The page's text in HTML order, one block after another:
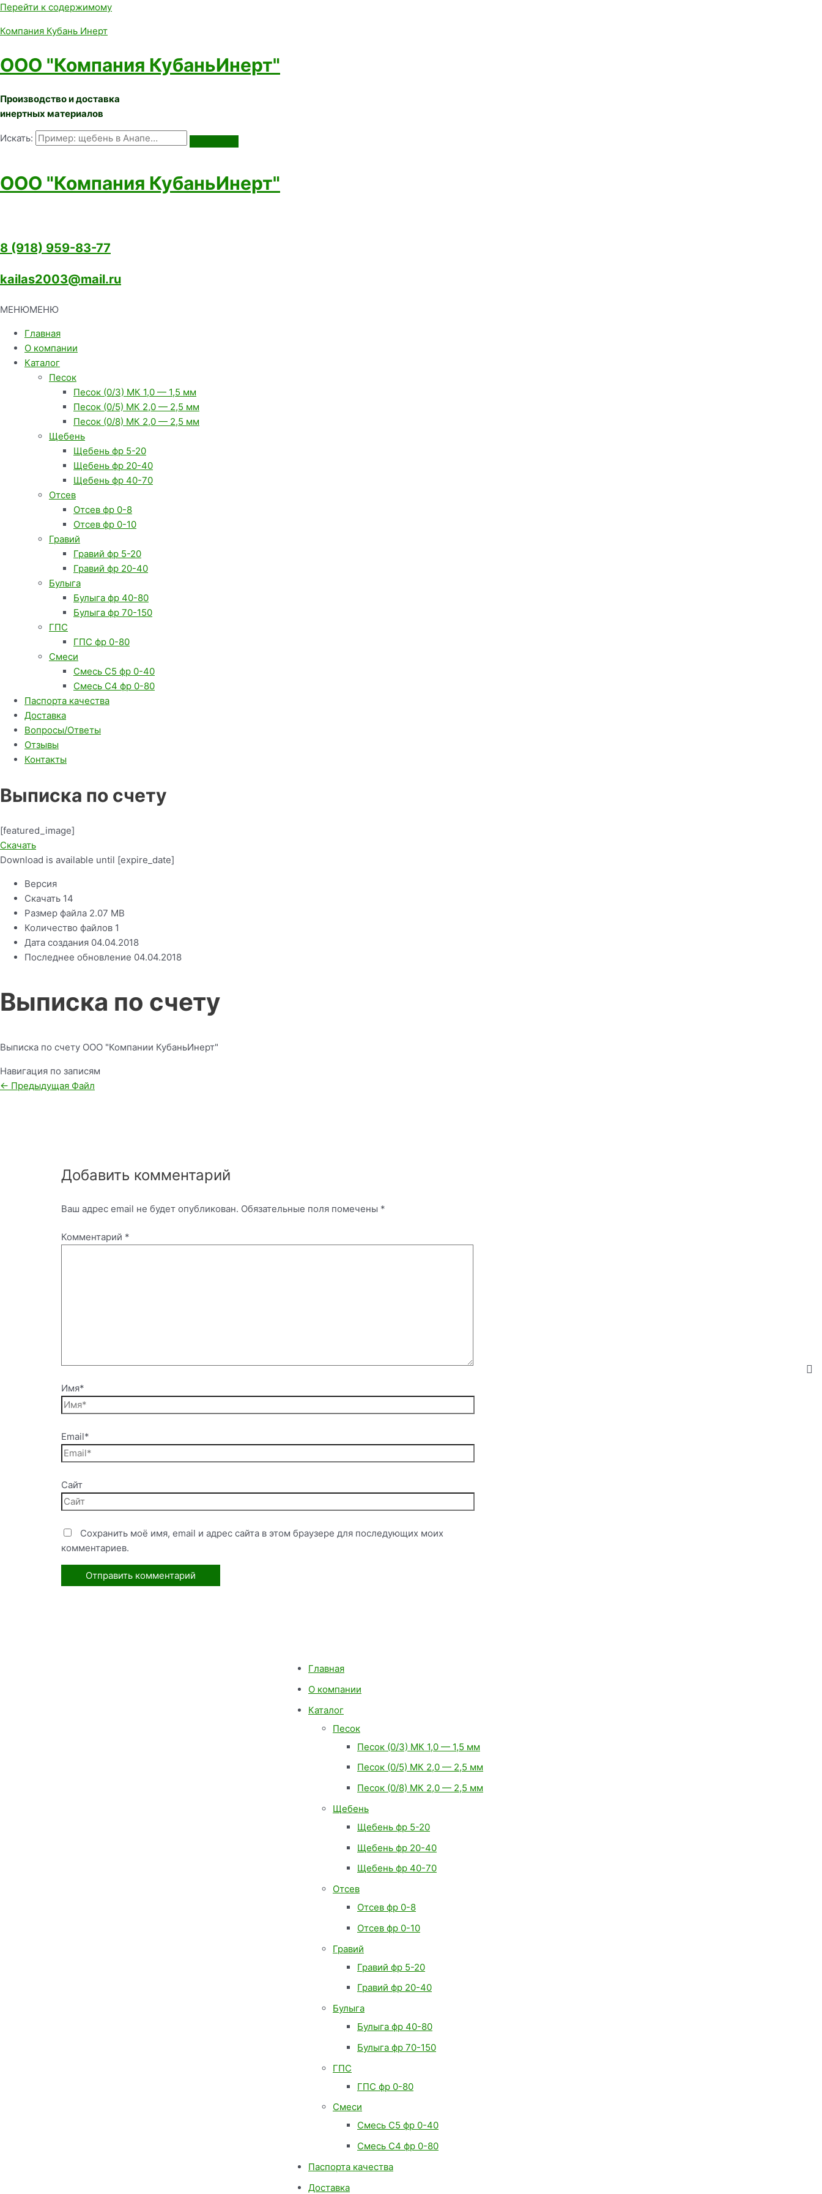
Перейти к содержимому
Компания Кубань Инерт
ООО "Компания КубаньИнерт"
Производство и доставка
инертных материалов
Искать:
ООО "Компания КубаньИнерт"
8 (918) 959-83-77
kailas2003@mail.ru
МЕНЮМЕНЮ
Главная
О компании
Каталог
Песок
Песок (0/3) МК 1,0 — 1,5 мм
Песок (0/5) МК 2,0 — 2,5 мм
Песок (0/8) МК 2,0 — 2,5 мм
Щебень
Щебень фр 5-20
Щебень фр 20-40
Щебень фр 40-70
Отсев
Отсев фр 0-8
Отсев фр 0-10
Гравий
Гравий фр 5-20
Гравий фр 20-40
Булыга
Булыга фр 40-80
Булыга фр 70-150
ГПС
ГПС фр 0-80
Смеси
Смесь С5 фр 0-40
Смесь С4 фр 0-80
Паспорта качества
Доставка
Вопросы/Ответы
Отзывы
Контакты
Выписка по счету
[featured_image]
Скачать
Download is available until [expire_date]
Версия
Скачать 14
Размер файла 2.07 MB
Количество файлов 1
Дата создания 04.04.2018
Последнее обновление 04.04.2018
Выписка по счету
Выписка по счету ООО "Компании КубаньИнерт"
Навигация по записям
← Предыдущая Файл
Добавить комментарий
Ваш адрес email не будет опубликован. Обязательные поля помечены *
Комментарий *
Имя*
Email*
Сайт
Сохранить моё имя, email и адрес сайта в этом браузере для последующих моих
комментариев.
Главная
О компании
Каталог
Песок
Песок (0/3) МК 1,0 — 1,5 мм
Песок (0/5) МК 2,0 — 2,5 мм
Песок (0/8) МК 2,0 — 2,5 мм
Щебень
Щебень фр 5-20
Щебень фр 20-40
Щебень фр 40-70
Отсев
Отсев фр 0-8
Отсев фр 0-10
Гравий
Гравий фр 5-20
Гравий фр 20-40
Булыга
Булыга фр 40-80
Булыга фр 70-150
ГПС
ГПС фр 0-80
Смеси
Смесь С5 фр 0-40
Смесь С4 фр 0-80
Паспорта качества
Доставка